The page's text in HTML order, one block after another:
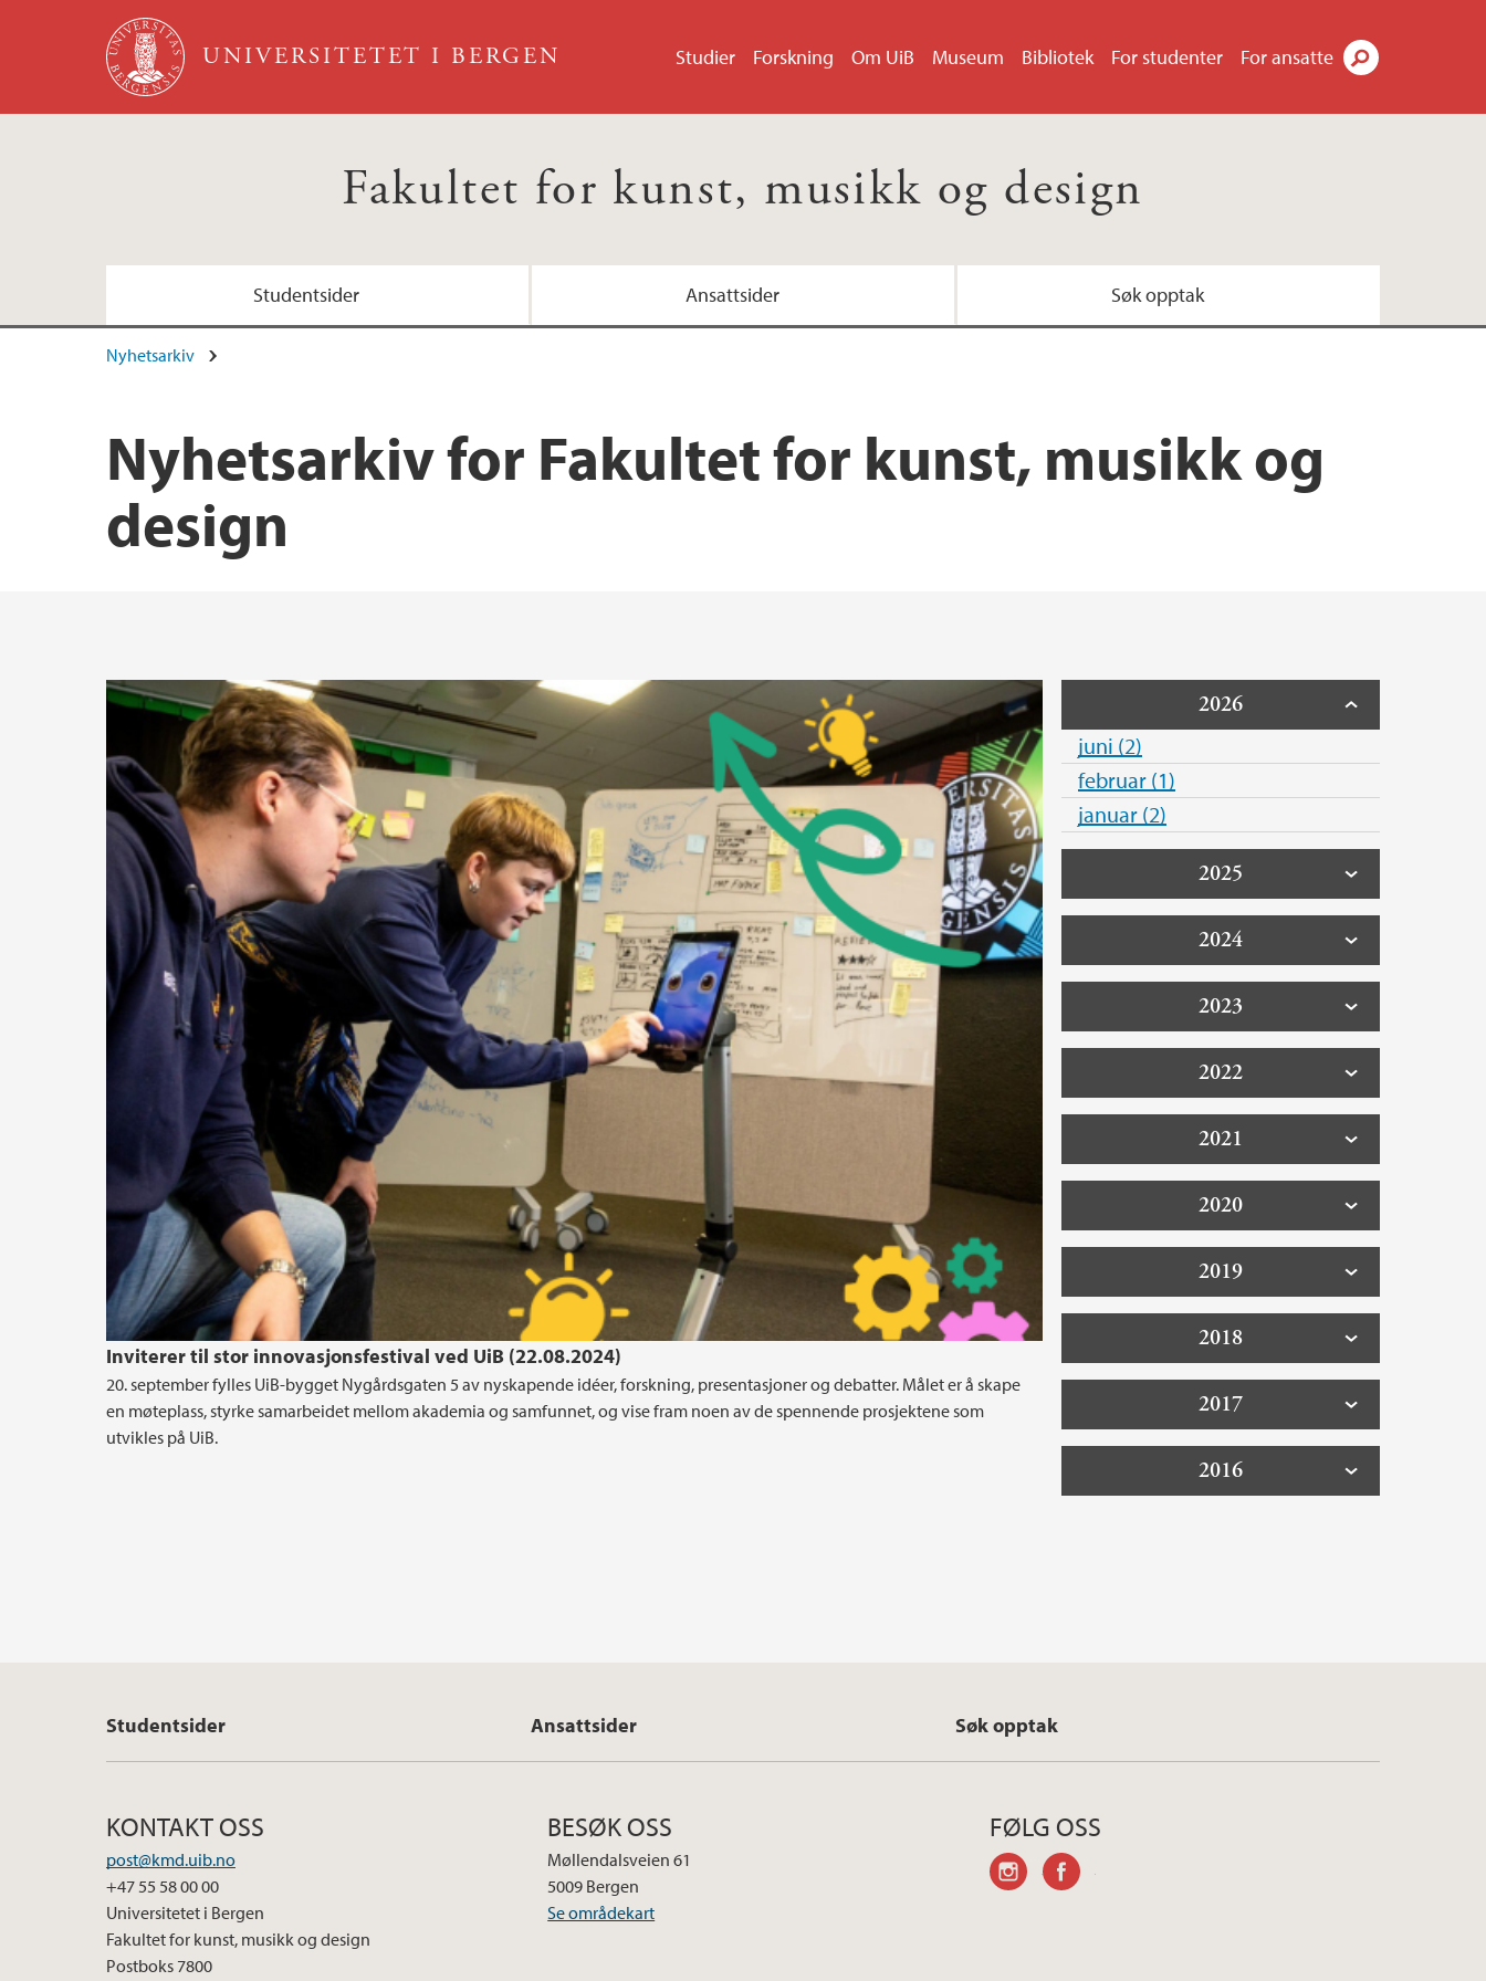
Hopp til hovedinnhold
UNIVERSITETET I BERGEN Studier Forskning Om UiB Museum Bibliotek For studenter For ansatte
Fakultet for kunst, musikk og design
Studentsider Ansattsider Søk opptak
Nyhetsarkiv
Nyhetsarkiv for Fakultet for kunst, musikk og
design
Inviterer til stor innovasjonsfestival ved UiB (22.08.2024)
20. september fylles UiB-bygget Nygårdsgaten 5 av nyskapende idéer, forskning, presentasjoner og debatter. Målet er å skape
en møteplass, styrke samarbeidet mellom akademia og samfunnet, og vise fram noen av de spennende prosjektene som
utvikles på UiB.
2026
juni (2)
februar (1)
januar (2)
2025
2024
2023
2022
2021
2020
2019
2018
2017
2016
Studentsider Ansattsider Søk opptak
KONTAKT OSS
post@kmd.uib.no
+47 55 58 00 00
Universitetet i Bergen
Fakultet for kunst, musikk og design
Postboks 7800
BESØK OSS
Møllendalsveien 61
5009 Bergen
Se områdekart
FØLG OSS
instagram